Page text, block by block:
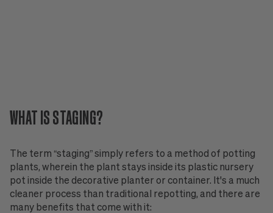
WHAT IS STAGING?
The term “staging” simply refers to a method of potting
plants, wherein the plant stays inside its plastic nursery
pot inside the decorative planter or container. It's a much
cleaner process than traditional repotting, and there are
many benefits that come with it: